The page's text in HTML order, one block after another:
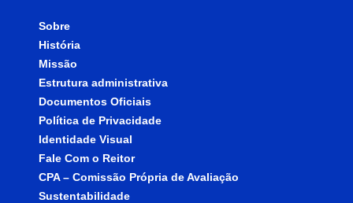
Sobre
História
Missão
Estrutura administrativa
Documentos Oficiais
Política de Privacidade
Identidade Visual
Fale Com o Reitor
CPA – Comissão Própria de Avaliação
Sustentabilidade